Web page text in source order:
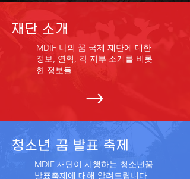
재단 소개
MDIF 나의 꿈 국제 재단에 대한
정보, 연혁, 각 지부 소개를 비롯
한 정보들
청소년 꿈 발표 축제
MDIF 재단이 시행하는 청소년꿈
발표축제에 대해 알려드립니다